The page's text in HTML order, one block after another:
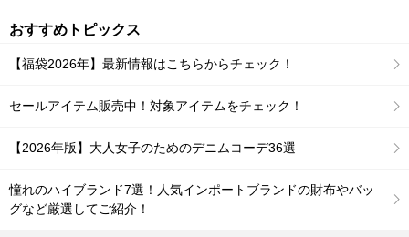
おすすめトピックス
【福袋2026年】最新情報はこちらからチェック！
セールアイテム販売中！対象アイテムをチェック！
【2026年版】大人女子のためのデニムコーデ36選
憧れのハイブランド7選！人気インポートブランドの財布やバッ
グなど厳選してご紹介！